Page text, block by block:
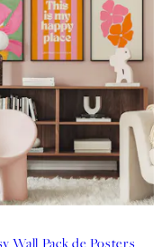
Wall Pack de Posters